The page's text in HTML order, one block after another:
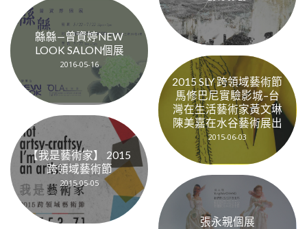
緜緜—曾資婷NEW
LOOK SALON個展
2016-05-16
2015 SLY 跨領域藝術節
馬修巴尼實驗影城–台
灣在生活藝術家黃文琳
陳美嘉在水谷藝術展出
2015-06-03
【我是藝術家】 2015
跨領域藝術節
2015-05-05
張永親個展